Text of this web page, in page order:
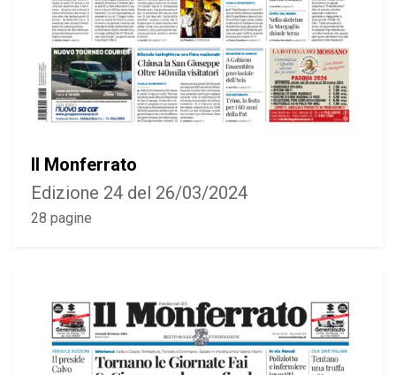
Il Monferrato
Edizione 24 del 26/03/2024
28 pagine